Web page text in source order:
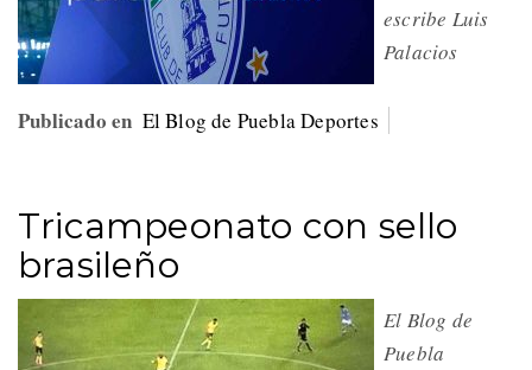
escribe Luis
Palacios
Publicado en El Blog de Puebla Deportes
Tricampeonato con sello
brasileño
El Blog de
Puebla